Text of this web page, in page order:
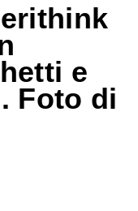
e
Foto di